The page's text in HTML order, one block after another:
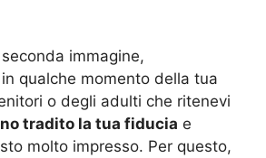
immagine,
qualche momento della tua
o degli adulti che ritenevi
tradito la tua fiducia e
molto impresso. Per questo,